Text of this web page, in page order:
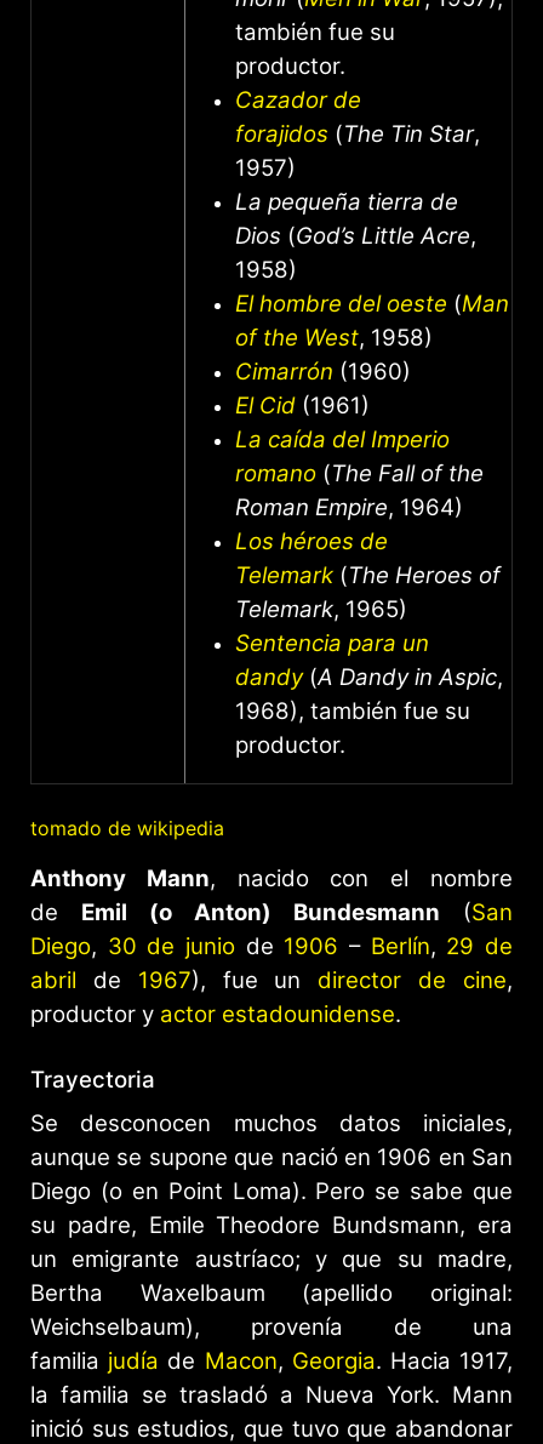
también fue su
productor.
Cazador de
forajidos (The Tin Star,
1957)
La pequeña tierra de
Dios (God’s Little Acre,
1958)
El hombre del oeste (Man
of the West, 1958)
Cimarrón (1960)
El Cid (1961)
La caída del Imperio
romano (The Fall of the
Roman Empire, 1964)
Los héroes de
Telemark (The Heroes of
Telemark, 1965)
Sentencia para un
dandy(A Dandy in Aspic,
1968), también fue su
productor.
tomado de wikipedia
Anthony Mann, nacido con el nombre
de Emil (o Anton) Bundesmann (San
Diego, 30 de junio de 1906 – Berlín, 29 de
abril de 1967), fue un director de cine,
productor y actor estadounidense.
Trayectoria
Se desconocen muchos datos iniciales,
aunque se supone que nació en 1906 en San
Diego (o en Point Loma). Pero se sabe que
su padre, Emile Theodore Bundsmann, era
un emigrante austríaco; y que su madre,
Bertha Waxelbaum (apellido original:
Weichselbaum), provenía de una
familia judía de Macon, Georgia. Hacia 1917,
la familia se trasladó a Nueva York. Mann
inició sus estudios, que tuvo que abandonar